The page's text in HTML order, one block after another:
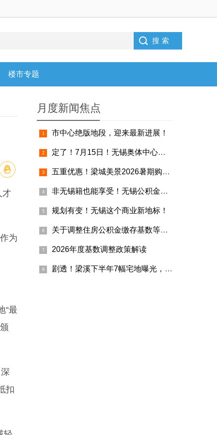
楼市专题
才
为
“最
扣
月度新闻焦点
市中心绝版地段，迎来最新进展！
定了！7月15日！无锡奥体中心这些区域试运营！
五重优惠！梁城美景2026暑期购房补贴上线
非无锡籍也能享受！无锡公积金异地个人住房贷款攻略！
规划有变！无锡这个商业新地标！
关于调整住房公积金缴存基数等有关事项的通知
2026年度基数调整政策解读
剧透！梁溪下半年7幅宅地曝光，最小面积不足1公顷